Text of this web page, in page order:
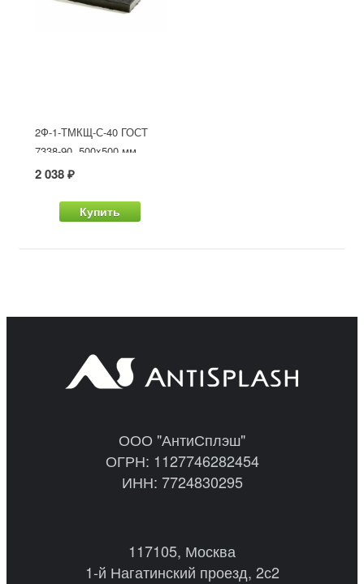
2Ф-1-ТМКЩ-С-40 ГОСТ
7338-90, 500x500 мм
2 038 ₽
Купить
ООО "АнтиСплэш"
ОГРН: 1127746282454
ИНН: 7724830295
117105, Москва
1-й Нагатинский проезд, 2с2